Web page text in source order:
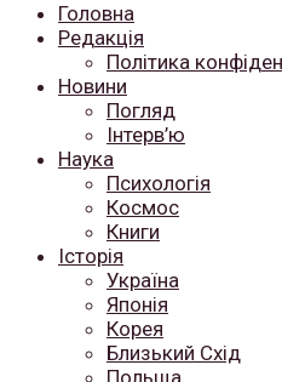
Головна
Редакція
Політика
Новини
Погляд
Інтерв’ю
Наука
Психологія
Космос
Книги
Історія
Україна
Японія
Корея
Близький Схід
Польща